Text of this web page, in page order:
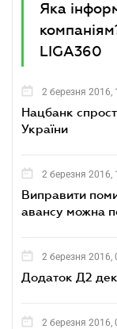
Яка
LIGA360
2 березня 2016,
Нацбанк
України
2 березня 2016,
Виправити
авансу можна
2 березня 2016,
Додаток Д2
2 березня 2016,